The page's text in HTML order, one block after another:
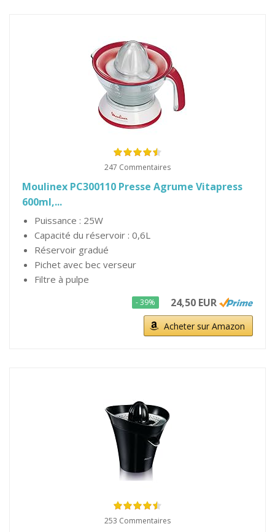
247 Commentaires
Moulinex PC300110 Presse Agrume Vitapress
600ml,...
Puissance : 25W
Capacité du réservoir : 0,6L
Réservoir gradué
Pichet avec bec verseur
Filtre à pulpe
- 39% 24,50 EUR
Acheter sur Amazon
253 Commentaires